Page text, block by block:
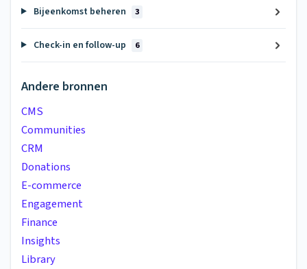
Bijeenkomst beheren 3
Check-in en follow-up 6
Andere bronnen
CMS
Communities
CRM
Donations
E-commerce
Engagement
Finance
Insights
Library